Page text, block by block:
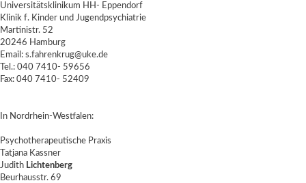
Universitätsklinikum HH- Eppendorf
Klinik f. Kinder und Jugendpsychiatrie
Martinistr. 52
20246 Hamburg
Email: s.fahrenkrug@uke.de
Tel.: 040 7410- 59656
Fax: 040 7410- 52409
In Nordrhein-Westfalen:
Psychotherapeutische Praxis
Tatjana Kassner
Judith Lichtenberg
Beurhausstr. 69